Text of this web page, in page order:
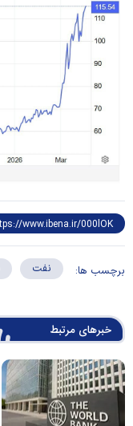
برچسب ها: نفت
خبرهای مرتبط